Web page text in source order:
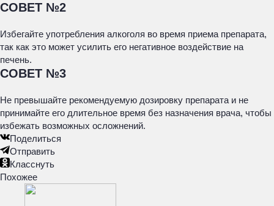
СОВЕТ №2
Избегайте употребления алкоголя во время приема препарата,
так как это может усилить его негативное воздействие на
печень.
СОВЕТ №3
Не превышайте рекомендуемую дозировку препарата и не
принимайте его длительное время без назначения врача, чтобы
избежать возможных осложнений.
Поделиться
Отправить
Класснуть
Похожее